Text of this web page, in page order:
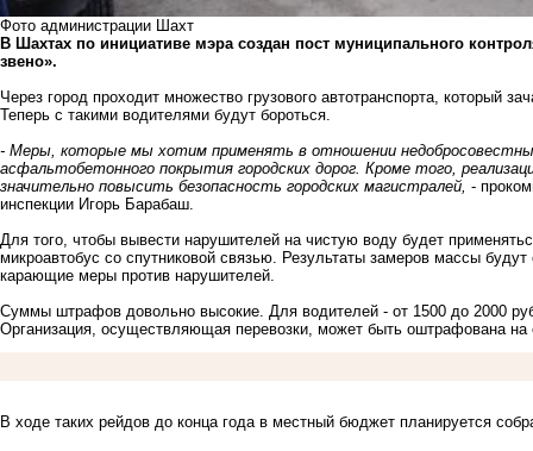
Фото администрации Шахт
В Шахтах по инициативе мэра создан пост муниципального
звено».
Через город проходит множество грузового автотранспорта, который
Теперь с такими водителями будут бороться.
- Меры, которые мы хотим применять в отношении
асфальтобетонного покрытия городских дорог. Кроме того,
значительно повысить безопасность городских магистралей, -
инспекции Игорь Барабаш.
Для того, чтобы вывести нарушителей на чистую воду будет
микроавтобус со спутниковой связью. Результаты замеров массы
карающие меры против нарушителей.
Суммы штрафов довольно высокие. Для водителей - от 1500 до 2000
Организация, осуществляющая перевозки, может быть оштрафована
В ходе таких рейдов до конца года в местный бюджет планируется